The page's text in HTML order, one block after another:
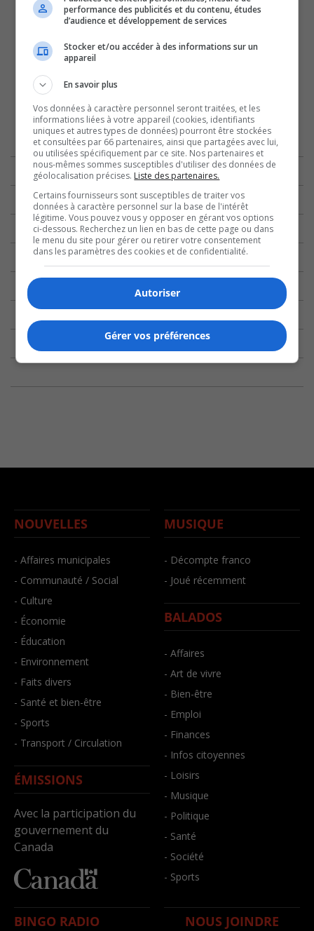
NOUVELLES
- Affaires municipales
- Communauté / Social
- Culture
- Économie
- Éducation
- Environnement
- Faits divers
- Santé et bien-être
- Sports
- Transport / Circulation
ÉMISSIONS
Avec la participation du
gouvernement du
Canada
MUSIQUE
- Décompte franco
- Joué récemment
BALADOS
- Affaires
- Art de vivre
- Bien-être
- Emploi
- Finances
- Infos citoyennes
- Loisirs
- Musique
- Politique
- Santé
- Société
- Sports
BINGO RADIO NOUS JOINDRE
performance des publicités et du contenu, études
d’audience et développement de services
Stocker et/ou accéder à des informations sur un
appareil
En savoir plus
Vos données à caractère personnel seront traitées, et les
informations liées à votre appareil (cookies, identifiants
uniques et autres types de données) pourront être stockées
et consultées par 66 partenaires, ainsi que partagées avec lui,
ou utilisées spécifiquement par ce site. Nos partenaires et
nous-mêmes sommes susceptibles d'utiliser des données de
géolocalisation précises. Liste des partenaires.
Certains fournisseurs sont susceptibles de traiter vos
données à caractère personnel sur la base de l'intérêt
légitime. Vous pouvez vous y opposer en gérant vos options
ci-dessous. Recherchez un lien en bas de cette page ou dans
le menu du site pour gérer ou retirer votre consentement
dans les paramètres des cookies et de confidentialité.
Autoriser
Gérer vos préférences